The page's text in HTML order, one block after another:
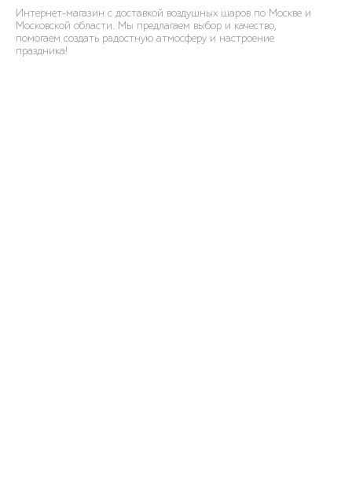
Интернет-магазин с доставкой воздушных шаров по Москве и
Московской области. Мы предлагаем выбор и качество,
помогаем создать радостную атмосферу и настроение
праздника!